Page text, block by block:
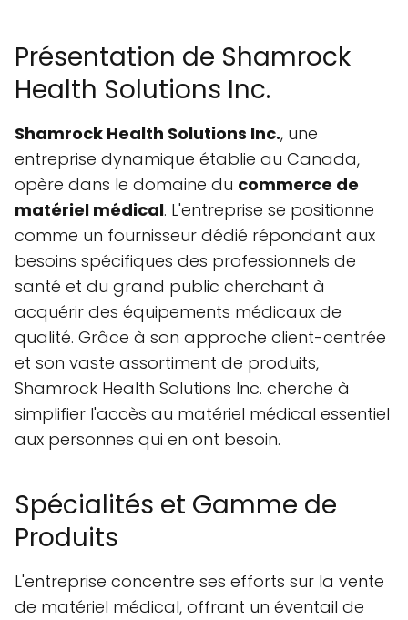
Présentation de Shamrock
Health Solutions Inc.
Shamrock Health Solutions Inc., une
entreprise dynamique établie au Canada,
opère dans le domaine du commerce de
matériel médical. L'entreprise se positionne
comme un fournisseur dédié répondant aux
besoins spécifiques des professionnels de
santé et du grand public cherchant à
acquérir des équipements médicaux de
qualité. Grâce à son approche client-centrée
et son vaste assortiment de produits,
Shamrock Health Solutions Inc. cherche à
simplifier l'accès au matériel médical essentiel
aux personnes qui en ont besoin.
Spécialités et Gamme de
Produits
L'entreprise concentre ses efforts sur la vente
de matériel médical, offrant un éventail de